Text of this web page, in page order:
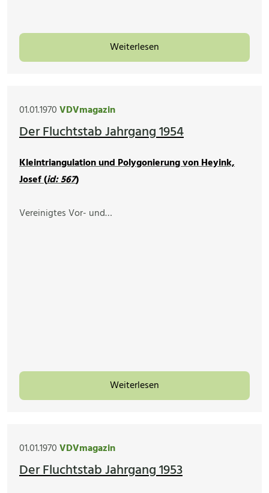
Weiterlesen
01.01.1970VDVmagazin
Der Fluchtstab Jahrgang 1954
Kleintriangulation und Polygonierung von Heyink,
Josef (id: 567)
Vereinigtes Vor- und…
Weiterlesen
01.01.1970VDVmagazin
Der Fluchtstab Jahrgang 1953